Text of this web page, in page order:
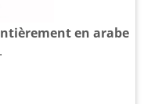
en arabe
.